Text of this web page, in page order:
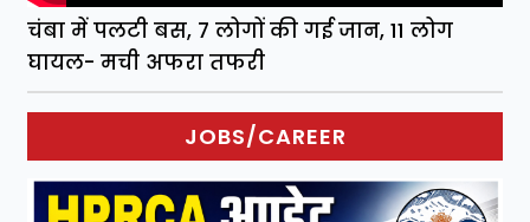
चंबा में पलटी बस, 7 लोगों की गई जान, 11 लोग
घायल- मची अफरा तफरी
JOBS/CAREER